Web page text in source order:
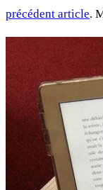
précédent article.